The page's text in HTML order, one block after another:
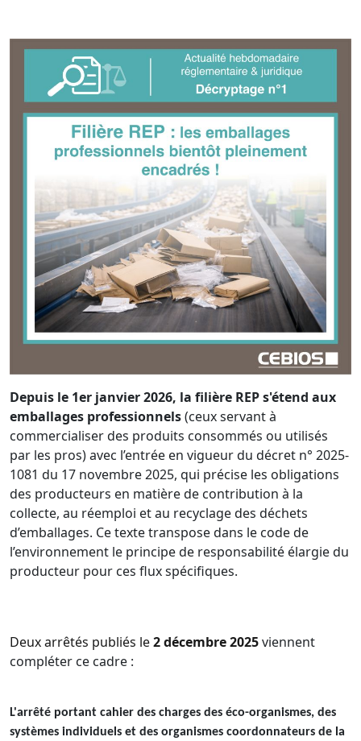
Depuis le 1er janvier 2026, la filière REP s'étend aux
emballages professionnels(ceux servant à
commercialiser des produits consommés ou utilisés
par les pros) avec l’entrée en vigueur du décret n° 2025-
1081 du 17 novembre 2025, qui précise les obligations
des producteurs en matière de contribution à la
collecte, au réemploi et au recyclage des déchets
d’emballages. Ce texte transpose dans le code de
l’environnement le principe de responsabilité élargie du
producteur pour ces flux spécifiques.
Deux arrêtés publiés le2 décembre 2025viennent
compléter ce cadre :
L'arrêté portant cahier des charges des éco-organismes, des
systèmes individuels et des organismes coordonnateurs de la